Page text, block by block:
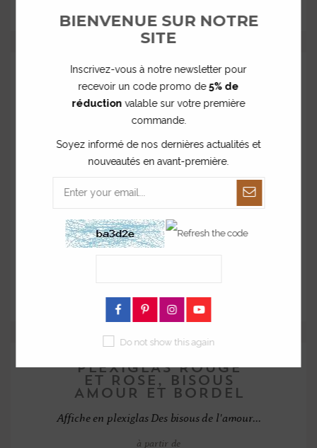
Affiche en plexiglas Des bisous de l'amour...
à partir de
BIENVENUE SUR NOTRE
SITE
Inscrivez-vous à notre newsletter pour
recevoir un code promo de5% de
réduction valable sur votre première
commande.
Soyez informé de nos dernières actualités et
nouveautés en avant-première.
Do not show this again